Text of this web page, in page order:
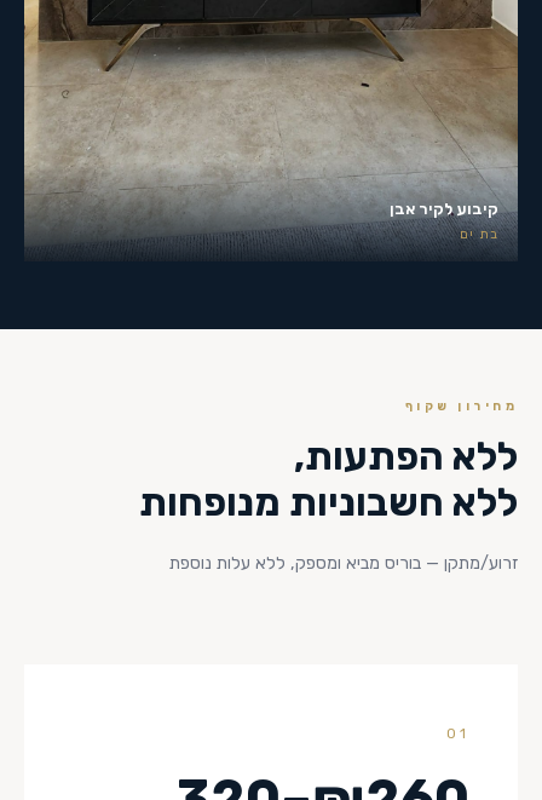
קיבוע לקיר אבן
בת ים
מחירון שקוף
ללא הפתעות,
ללא חשבוניות מנופחות
זרוע/מתקן — בוריס מביא ומספק, ללא עלות נוספת
01